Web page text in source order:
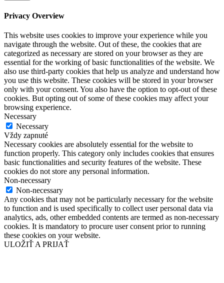
Privacy Overview
This website uses cookies to improve your experience while you
navigate through the website. Out of these, the cookies that are
categorized as necessary are stored on your browser as they are
essential for the working of basic functionalities of the website. We
also use third-party cookies that help us analyze and understand how
you use this website. These cookies will be stored in your browser
only with your consent. You also have the option to opt-out of these
cookies. But opting out of some of these cookies may affect your
browsing experience.
Necessary
Necessary
Vždy zapnuté
Necessary cookies are absolutely essential for the website to
function properly. This category only includes cookies that ensures
basic functionalities and security features of the website. These
cookies do not store any personal information.
Non-necessary
Non-necessary
Any cookies that may not be particularly necessary for the website
to function and is used specifically to collect user personal data via
analytics, ads, other embedded contents are termed as non-necessary
cookies. It is mandatory to procure user consent prior to running
these cookies on your website.
ULOŽIŤ A PRIJAŤ